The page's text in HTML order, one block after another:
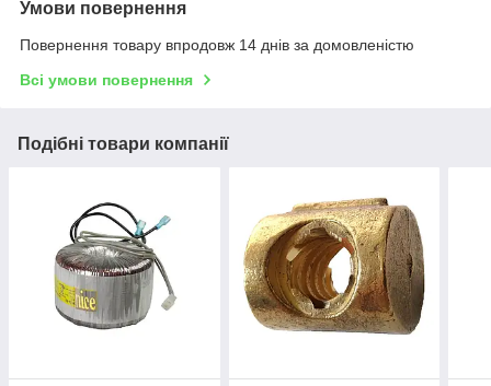
Умови повернення
Повернення товару впродовж 14 днів за домовленістю
Всі умови повернення
Подібні товари компанії